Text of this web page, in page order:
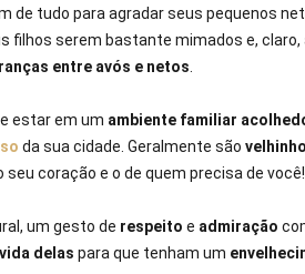
de tudo para agradar seus pequenos
filhos serem bastante mimados e,
entre avós e netos
estar em um ambiente familiar
da sua cidade. Geralmente são
seu coração e o de quem precisa de você!
um gesto de respeito e admiração
delas para que tenham um